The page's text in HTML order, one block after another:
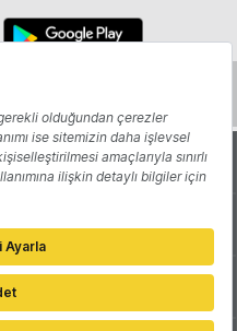
Yazarlar
Reklam